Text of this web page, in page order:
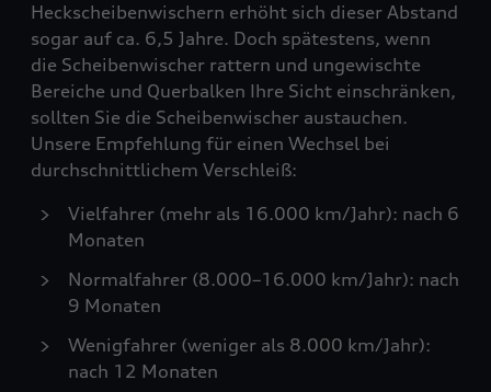
Heckscheibenwischern erhöht sich dieser Abstand
sogar auf ca. 6,5 Jahre. Doch spätestens, wenn
die Scheibenwischer rattern und ungewischte
Bereiche und Querbalken Ihre Sicht einschränken,
sollten Sie die Scheibenwischer austauchen.
Unsere Empfehlung für einen Wechsel bei
durchschnittlichem Verschleiß:
Vielfahrer (mehr als 16.000 km/Jahr): nach 6
Monaten
Normalfahrer (8.000–16.000 km/Jahr): nach
9 Monaten
Wenigfahrer (weniger als 8.000 km/Jahr):
nach 12 Monaten